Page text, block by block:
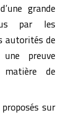
grande
par les
autorités de
une preuve
de
sur